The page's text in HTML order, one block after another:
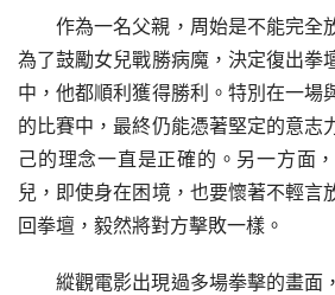
作為一名父親，周始是不能完全
為了鼓勵女兒戰勝病魔，決定復出拳
中，他都順利獲得勝利。特別在一場
的比賽中，最終仍能憑著堅定的意志
己的理念一直是正確的。另一方面
兒，即使身在困境，也要懷著不輕言
回拳壇，毅然將對方擊敗一樣。
縱觀電影出現過多場拳擊的畫面